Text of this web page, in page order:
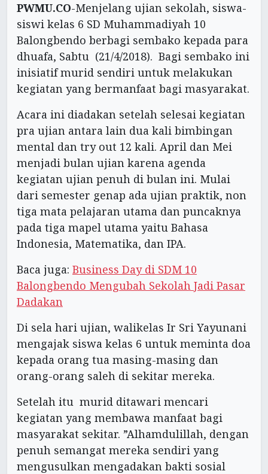
PWMU.CO-Menjelang ujian sekolah, siswa-
siswi kelas 6 SD Muhammadiyah 10
Balongbendo berbagi sembako kepada para
dhuafa, Sabtu (21/4/2018). Bagi sembako ini
inisiatif murid sendiri untuk melakukan
kegiatan yang bermanfaat bagi masyarakat.
Acara ini diadakan setelah selesai kegiatan
pra ujian antara lain dua kali bimbingan
mental dan try out 12 kali. April dan Mei
menjadi bulan ujian karena agenda
kegiatan ujian penuh di bulan ini. Mulai
dari semester genap ada ujian praktik, non
tiga mata pelajaran utama dan puncaknya
pada tiga mapel utama yaitu Bahasa
Indonesia, Matematika, dan IPA.
Baca juga: Business Day di SDM 10
Balongbendo Mengubah Sekolah Jadi Pasar
Dadakan
Di sela hari ujian, walikelas Ir Sri Yayunani
mengajak siswa kelas 6 untuk meminta doa
kepada orang tua masing-masing dan
orang-orang saleh di sekitar mereka.
Setelah itu murid ditawari mencari
kegiatan yang membawa manfaat bagi
masyarakat sekitar. ”Alhamdulillah, dengan
penuh semangat mereka sendiri yang
mengusulkan mengadakan bakti sosial